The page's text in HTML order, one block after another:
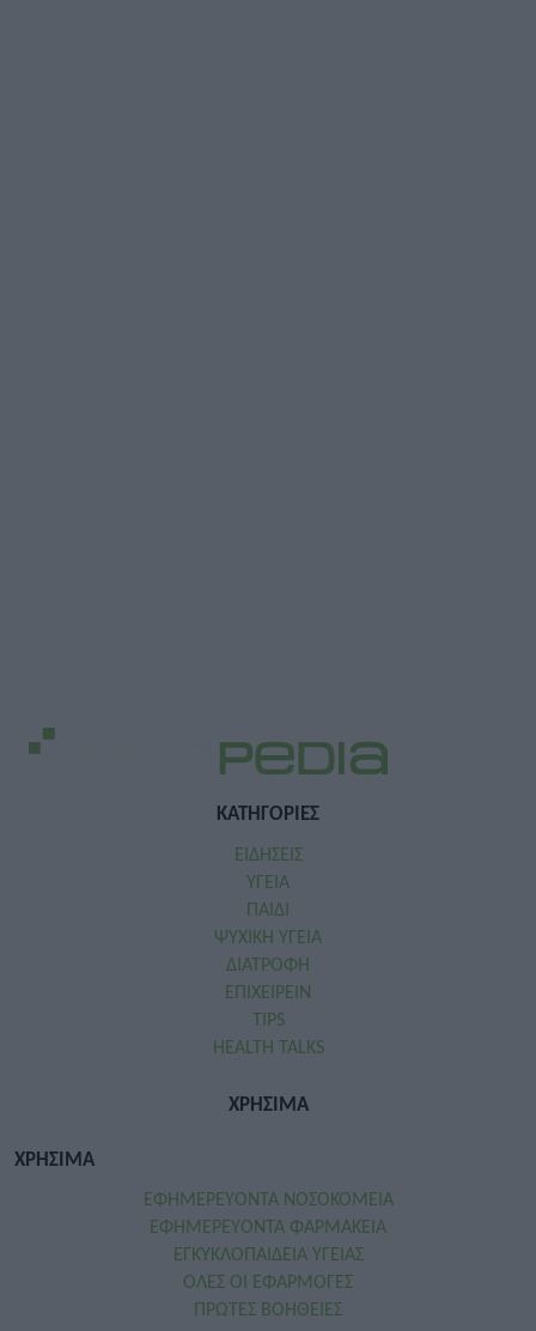
ΚΑΤΗΓΟΡΙΕΣ
ΕΙΔΗΣΕΙΣ
ΥΓΕΙΑ
ΠΑΙΔΙ
ΨΥΧΙΚΗ ΥΓΕΙΑ
ΔΙΑΤΡΟΦΗ
ΕΠΙΧΕΙΡΕΙΝ
TIPS
HEALTH TALKS
ΧΡΗΣΙΜΑ
ΧΡΗΣΙΜΑ
ΕΦΗΜΕΡΕΥΟΝΤΑ ΝΟΣΟΚΟΜΕΙΑ
ΕΦΗΜΕΡΕΥΟΝΤΑ ΦΑΡΜΑΚΕΙΑ
ΕΓΚΥΚΛΟΠΑΙΔΕΙΑ ΥΓΕΙΑΣ
ΟΛΕΣ ΟΙ ΕΦΑΡΜΟΓΕΣ
ΠΡΩΤΕΣ ΒΟΗΘΕΙΕΣ